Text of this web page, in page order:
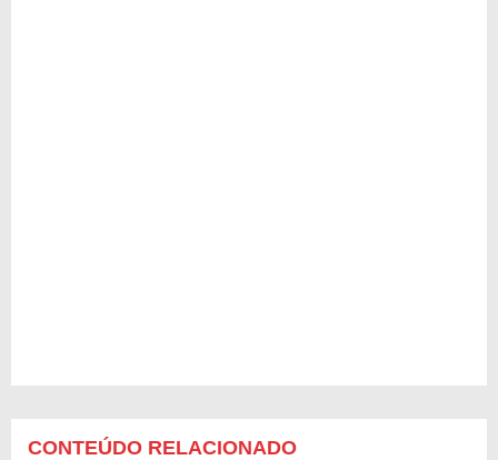
CONTEÚDO RELACIONADO